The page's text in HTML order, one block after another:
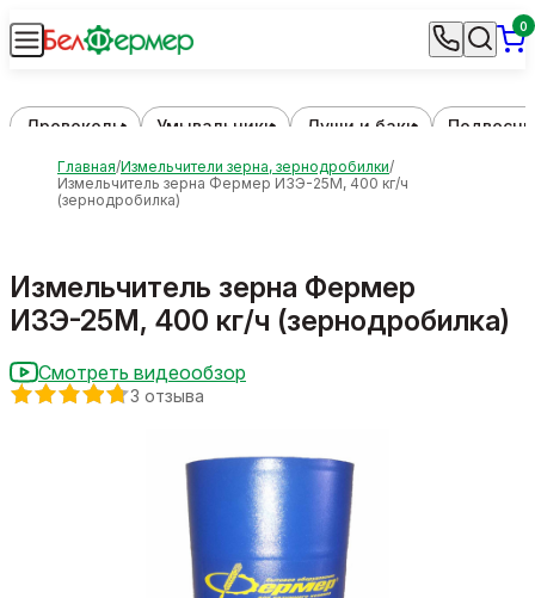
0
Дровоколы Умывальники Души и баки
Главная Измельчители зерна, зернодробилки
Измельчитель зерна Фермер ИЗЭ-25М, 400 кг/ч
(зернодробилка)
Измельчитель зерна Фермер
ИЗЭ-25М, 400 кг/ч (зернодробилка)
Смотреть видеообзор
3 отзыва